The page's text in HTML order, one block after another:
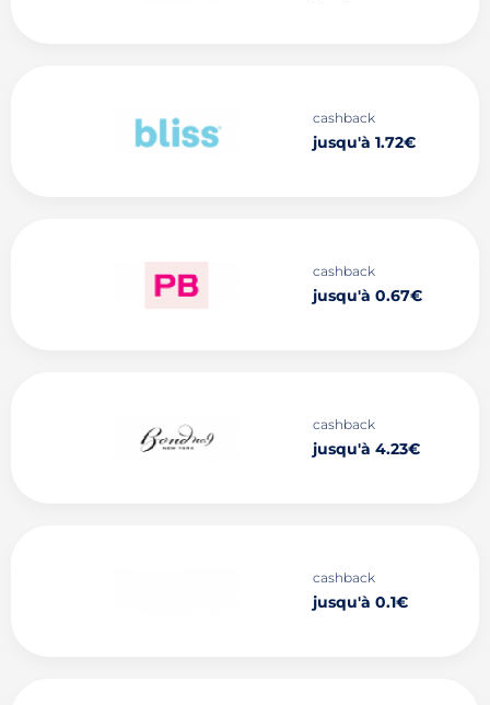
cashback
jusqu'à 1.72€
cashback
jusqu'à 0.67€
cashback
jusqu'à 4.23€
cashback
jusqu'à 0.1€